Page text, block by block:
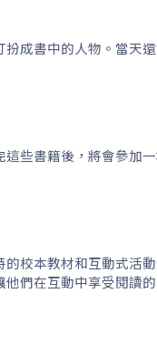
成書中的人物。當天
些書籍後，將會參
校本教材和互動式
們在互動中享受閱讀